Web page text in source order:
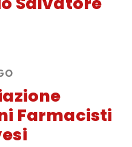
Farmacisti